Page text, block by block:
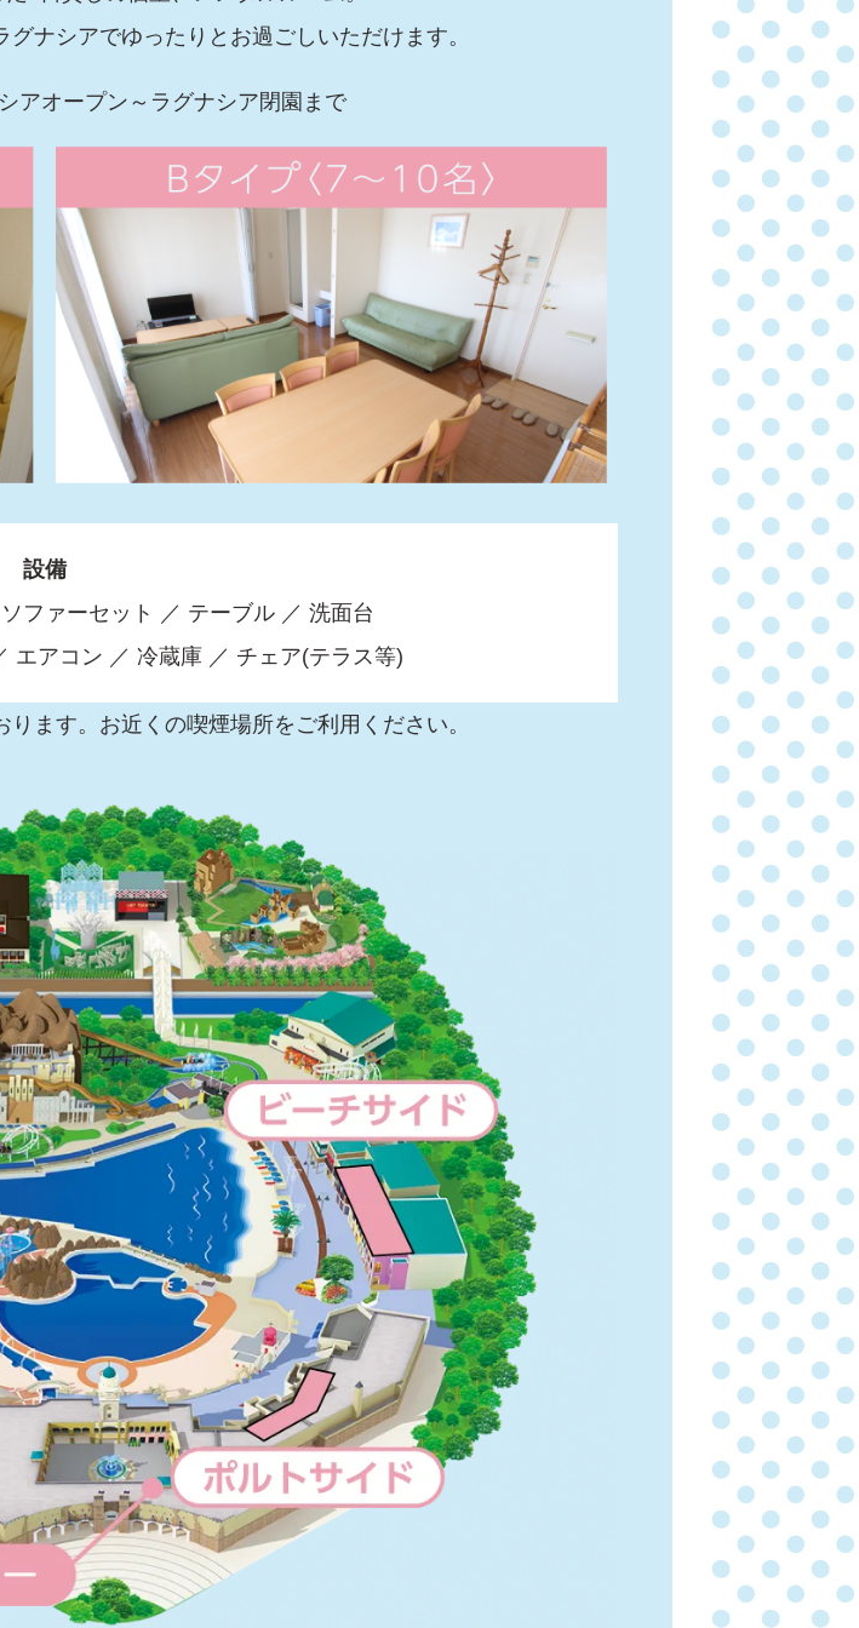
ナシアでゆったりとお過ごしいただけます。
アオープン～ラグナシア閉園まで
設備
ファーセット ／ テーブル ／ 洗面台
エアコン ／ 冷蔵庫 ／ チェア(テラス等)
ます。お近くの喫煙場所をご利用ください。